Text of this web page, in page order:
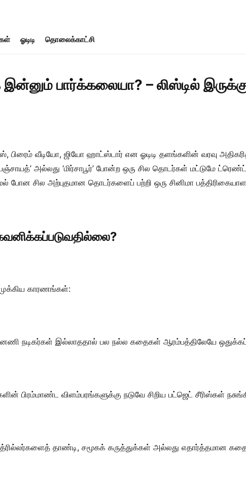
ஓடிடி தொலைக்காட்சி
பார்க்கலையா? – லிஸ்டில்
பிரைம் வீடியோ, ஜியோ ஹாட்ஸ்டார் என ஓடிடி தளங்களின் வரவு
‘பஞ்சாயத்’ அல்லது ‘மிர்சாபூர்’ போன்ற ஒரு சில தொடர்கள் மட்டுமே
போன சில அற்புதமான தொடர்களைப் பற்றி ஒரு சினிமா
காரணங்கள்:
நடிகர்கள் இல்லாததால் பல நல்ல கதைகள் ஆரம்பத்திலேயே
பிரம்மாண்ட விளம்பரங்களுக்கு நடுவே சிறிய பட்ஜெட் சீரிஸ்கள்
தாண்டி, சமூகக் கருத்துக்கள் அல்லது எதார்த்தமான